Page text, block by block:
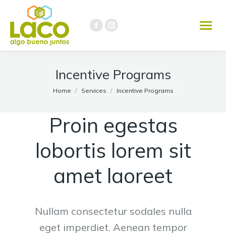
Facebook
in
window
Instagram
in
window
Incentive Programs
You are here:
Home Services Incentive Programs
Proin egestas
lobortis lorem sit
amet laoreet
Nullam consectetur sodales nulla
eget imperdiet. Aenean tempor